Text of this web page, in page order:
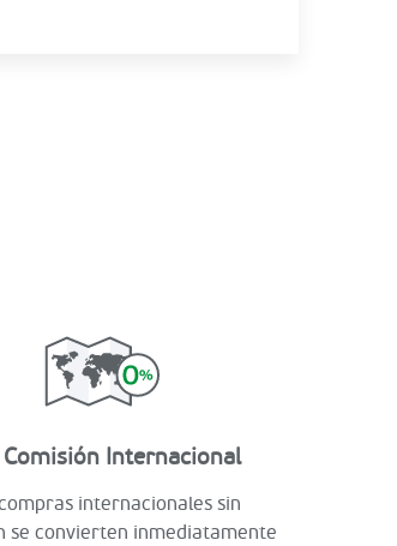
Internacional
internacionales sin
se convierten inmediatamente